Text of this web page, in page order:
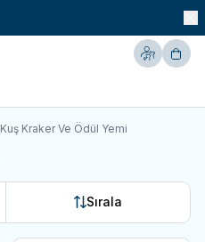
Hesabım
Kuş Kraker Ve Ödül Yemi
Sırala